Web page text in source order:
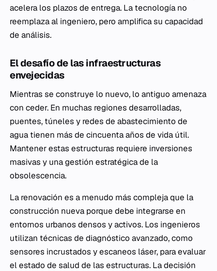
acelera los plazos de entrega. La tecnología no
reemplaza al ingeniero, pero amplifica su capacidad
de análisis.
El desafío de las infraestructuras
envejecidas
Mientras se construye lo nuevo, lo antiguo amenaza
con ceder. En muchas regiones desarrolladas,
puentes, túneles y redes de abastecimiento de
agua tienen más de cincuenta años de vida útil.
Mantener estas estructuras requiere inversiones
masivas y una gestión estratégica de la
obsolescencia.
La renovación es a menudo más compleja que la
construcción nueva porque debe integrarse en
entornos urbanos densos y activos. Los ingenieros
utilizan técnicas de diagnóstico avanzado, como
sensores incrustados y escaneos láser, para evaluar
el estado de salud de las estructuras. La decisión